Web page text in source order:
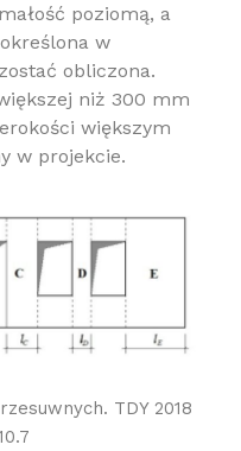
poziomą, a
w
obliczona.
niż 300 mm
większym
w projekcie.
TDY 2018